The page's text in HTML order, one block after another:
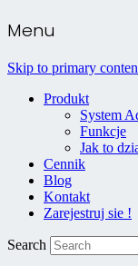
Menu
Skip to primary
Produkt
System
Funkcje
Jak to
Cennik
Blog
Kontakt
Zarejestruj sie !
Search